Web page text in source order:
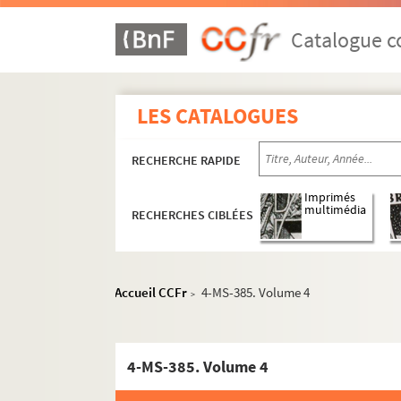
Catalogue
LES CATALOGUES
RECHERCHE RAPIDE
RECHERCHES CIBLÉES
Imprimés
multimédia
Accueil CCFr > 4-MS-385. Volume 4
4-MS-385. Volume 4
Paul Jarry. Notes et textes sur des quartiers et